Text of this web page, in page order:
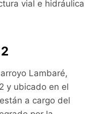
vial e hidráulica
Lambaré,
y ubicado en el
a cargo del